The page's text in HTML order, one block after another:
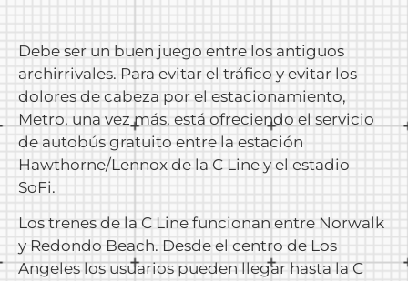
Debe ser un buen juego entre los antiguos
archirrivales. Para evitar el tráfico y evitar los
dolores de cabeza por el estacionamiento,
Metro, una vez más, está ofreciendo el servicio
de autobús gratuito entre la estación
Hawthorne/Lennox de la C Line y el estadio
SoFi.
Los trenes de la C Line funcionan entre Norwalk
y Redondo Beach. Desde el centro de Los
Angeles los usuarios pueden llegar hasta la C